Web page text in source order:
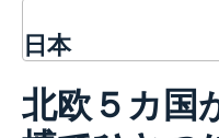
日本
スウェーデン大使館
北欧５カ国